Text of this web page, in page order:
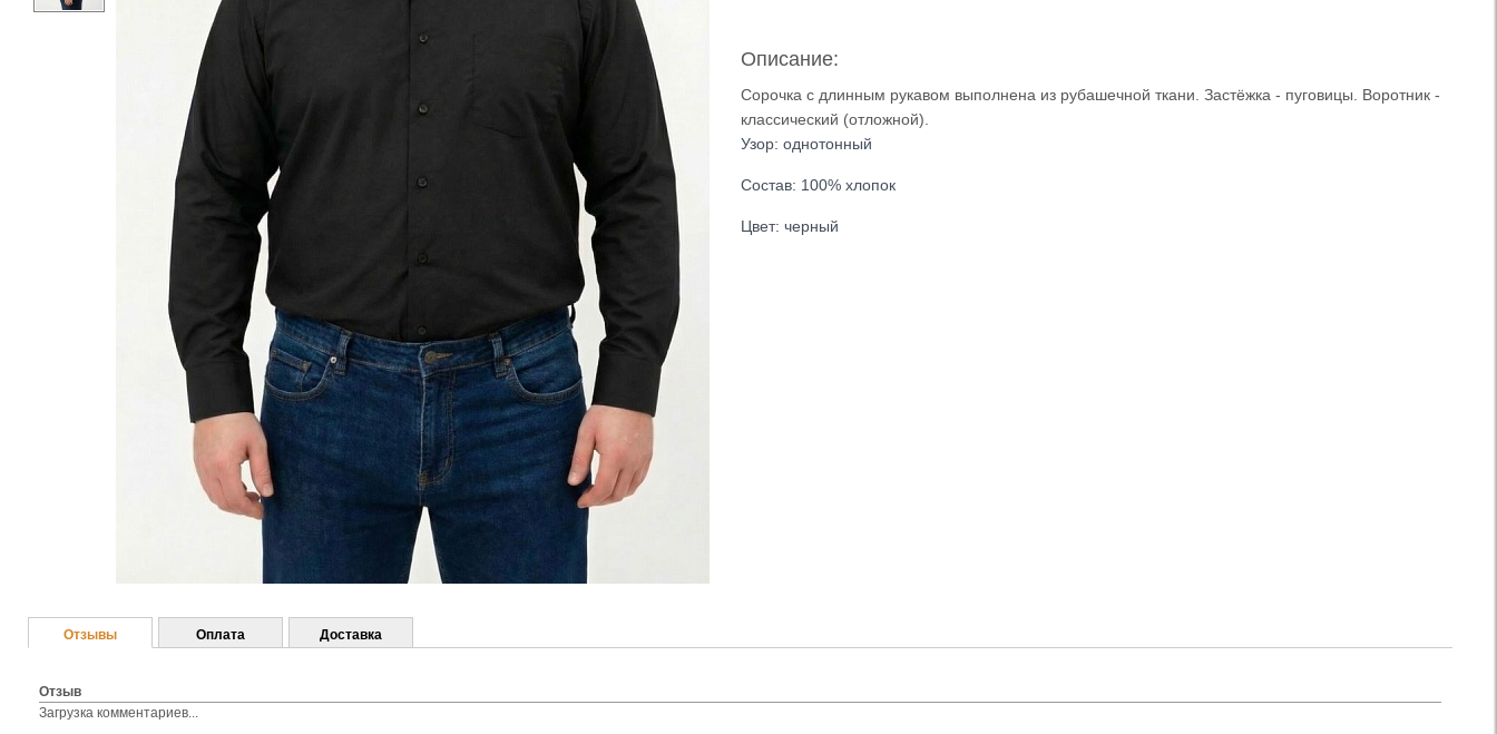
Описание:
Сорочка с длинным рукавом выполнена из рубашечной ткани. Застёжка - пуговицы. Воротник -
классический (отложной).
Узор: однотонный
Состав: 100% хлопок
Цвет: черный
Отзывы
Отзыв
Загрузка комментариев...
Оплата Доставка